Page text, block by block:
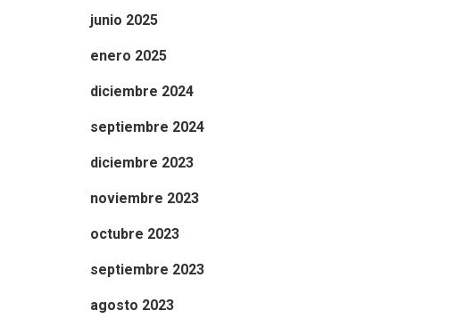
junio 2025
enero 2025
diciembre 2024
septiembre 2024
diciembre 2023
noviembre 2023
octubre 2023
septiembre 2023
agosto 2023